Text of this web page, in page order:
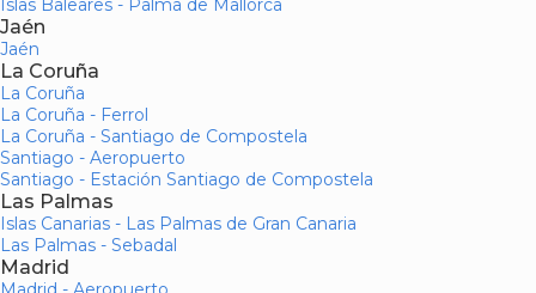
Islas Baleares - Palma de Mallorca
Jaén
Jaén
La Coruña
La Coruña
La Coruña - Ferrol
La Coruña - Santiago de Compostela
Santiago - Aeropuerto
Santiago - Estación Santiago de Compostela
Las Palmas
Islas Canarias - Las Palmas de Gran Canaria
Las Palmas - Sebadal
Madrid